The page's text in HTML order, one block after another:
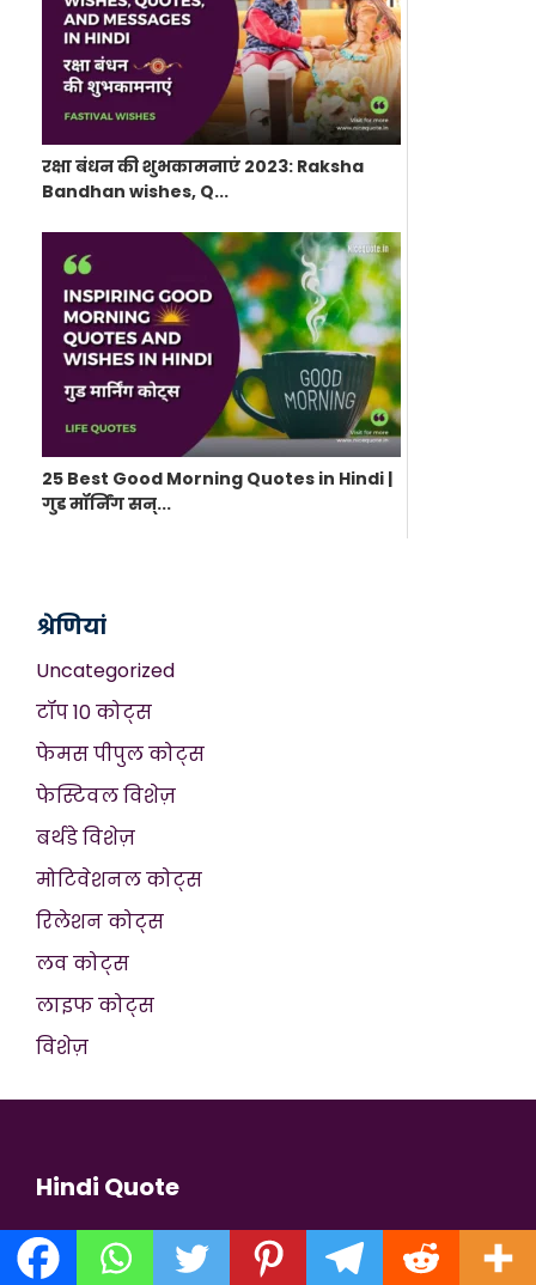
रक्षा बंधन की शुभकामनाएं 2023: Raksha
Bandhan wishes, Q...
25 Best Good Morning Quotes in Hindi |
गुड मॉर्निंग सन्...
श्रेणियां
Uncategorized
टॉप 10 कोट्स
फेमस पीपुल कोट्स
फेस्टिवल विशेज़
बर्थडे विशेज़
मोटिवेशनल कोट्स
रिलेशन कोट्स
लव कोट्स
लाइफ कोट्स
विशेज़
Hindi Quote
>> जोश भर देने वाले मोटिवेशनल कोट्स हिंदी में